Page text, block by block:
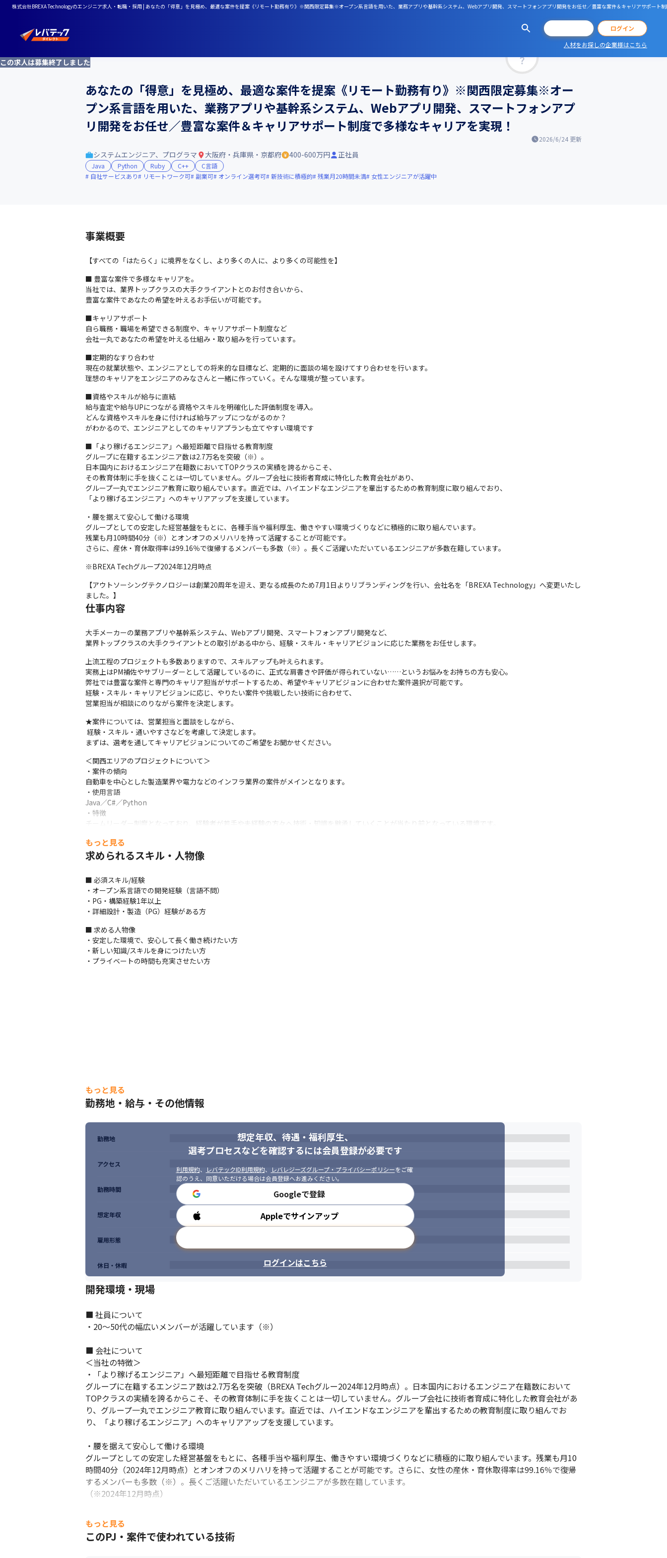
株式会社BREXA Technologyのエンジニア求人・転職・採用 | あなたの「得意」を見極め、最適な案件を提案《リモート勤務有り》※関西限定募集※オープン系言語を用いた、業務アプリや基幹系システム、Webアプリ開発、スマートフォンアプリ開発をお任せ／豊富な案件＆キャリアサポート
ログイン
人材をお探しの企業様はこちら
この求人は募集終了しました
あなたの「得意」を見極め、最適な案件を提案《リモート勤務有り》※関西限定募集※オー
プン系言語を用いた、業務アプリや基幹系システム、Webアプリ開発、スマートフォンアプ
リ開発をお任せ／豊富な案件＆キャリアサポート制度で多様なキャリアを実現！
2026/6/24 更新
システムエンジニア、プログラマ 大阪府・兵庫県・京都府 400-600万円 正社員
Java Python Ruby C++
C言語
自社サービスあり
リモートワーク可 副業可 オンライン選考可 新技術に積極的 残業月20時間未満 女性エンジニアが活躍中
事業概要
【すべての「はたらく」に境界をなくし、より多くの人に、より多くの可能性を】
■ 豊富な案件で多様なキャリアを。
当社では、業界トップクラスの大手クライアントとのお付き合いから、
豊富な案件であなたの希望を叶えるお手伝いが可能です。
■キャリアサポート
自ら職務・職場を希望できる制度や、キャリアサポート制度など
会社一丸であなたの希望を叶える仕組み・取り組みを行っています。
■定期的なすり合わせ
現在の就業状態や、エンジニアとしての将来的な目標など、定期的に面談の場を設けてすり合わせを行います。
理想のキャリアをエンジニアのみなさんと一緒に作っていく。そんな環境が整っています。
■資格やスキルが給与に直結
給与査定や給与UPにつながる資格やスキルを明確化した評価制度を導入。
どんな資格やスキルを身に付ければ給与アップにつながるのか？
がわかるので、エンジニアとしてのキャリアプランも立てやすい環境です
■「より稼げるエンジニア」へ最短距離で目指せる教育制度
グループに在籍するエンジニア数は2.7万名を突破（※）。
日本国内におけるエンジニア在籍数においてTOPクラスの実績を誇るからこそ、
その教育体制に手を抜くことは一切していません。グループ会社に技術者育成に特化した教育会社があり、
グループ一丸でエンジニア教育に取り組んでいます。直近では、ハイエンドなエンジニアを輩出するための教育制度に取り組んでおり、
「より稼げるエンジニア」へのキャリアアップを支援しています。
・腰を据えて安心して働ける環境
グループとしての安定した経営基盤をもとに、各種手当や福利厚生、働きやすい環境づくりなどに積極的に取り組んでいます。
残業も月10時間40分（※）とオンオフのメリハリを持って活躍することが可能です。
さらに、産休・育休取得率は99.16％で復帰するメンバーも多数（※）。長くご活躍いただいているエンジニアが多数在籍しています。
※BREXA Techグループ2024年12月時点
【アウトソーシングテクノロジーは創業20周年を迎え、更なる成長のため7月1日よりリブランディングを行い、会社名を「BREXA Technology」へ変更いたし
ました。】
仕事内容
⼤⼿メーカーの業務アプリや基幹系システム、Webアプリ開発、スマートフォンアプリ開発など、
業界トップクラスの大手クライアントとの取引がある中から、経験・スキル・キャリアビジョンに応じた業務をお任せします。
上流工程のプロジェクトも多数ありますので、スキルアップも叶えられます。
実務上はPM補佐やサブリーダーとして活躍しているのに、正式な肩書きや評価が得られていない……というお悩みをお持ちの方も安心。
弊社では豊富な案件と専門のキャリア担当がサポートするため、希望やキャリアビジョンに合わせた案件選択が可能です。
経験・スキル・キャリアビジョンに応じ、やりたい案件や挑戦したい技術に合わせて、
営業担当が相談にのりながら案件を決定します。
★案件については、営業担当と面談をしながら、
まずは、選考を通してキャリアビジョンについてのご希望をお聞かせください。
＜関西エリアのプロジェクトについて＞
・案件の傾向
自動車を中心とした製造業界や電力などのインフラ業界の案件がメインとなります。
・使用言語
Java／C#／Python
・特徴
チームリーダー制度となっており、経験者が若手や未経験の方々へ技術・知識を継承していくことが当たり前となっている環境です。
＜プロジェクト例＞
・顧客BtoBシステムの更改案件、DX対応検討などへの参画
・IoT、AIなど使用した新たなサービス立上げ
・大手電機メーカーのデータプラットフォームの開発
・特権アカウント管理システムの構築
・接客支援システムのクラウドWeb化
・行動予測アプリケーションの実証実験
・AIOCRを使用した契約書の分類分け実証実験
もっと見る
求められるスキル・人物像
■ 必須スキル/経験
・オープン系言語での開発経験（言語不問）
・PG・構築経験1年以上
・詳細設計・製造（PG）経験がある方
■ 求める人物像
・安定した環境で、安心して長く働き続けたい方
・新しい知識/スキルを身につけたい方
・プライベートの時間も充実させたい方
もっと見る
勤務地・給与・その他情報
想定年収、待遇・福利厚生、
選考プロセスなどを確認するには会員登録が必要です
利用規約、 レバテックID利用規約、 レバレジーズグループ・プライバシーポリシーをご確
認のうえ、同意いただける場合は会員登録へお進みください。
Googleで登録
Appleでサインアップ
ログインはこちら
勤務地
アクセス
勤務時間
想定年収
雇用形態
休日・休暇
開発環境・現場
■ 社員について
・20～50代の幅広いメンバーが活躍しています（※）
■ 会社について
＜当社の特徴＞
・「より稼げるエンジニア」へ最短距離で目指せる教育制度
グループに在籍するエンジニア数は2.7万名を突破（BREXA Techグルー2024年12月時点）。日本国内におけるエンジニア在籍数において
TOPクラスの実績を誇るからこそ、その教育体制に手を抜くことは一切していません。グループ会社に技術者育成に特化した教育会社があ
り、グループ一丸でエンジニア教育に取り組んでいます。直近では、ハイエンドなエンジニアを輩出するための教育制度に取り組んでお
り、「より稼げるエンジニア」へのキャリアアップを支援しています。
・腰を据えて安心して働ける環境
グループとしての安定した経営基盤をもとに、各種手当や福利厚生、働きやすい環境づくりなどに積極的に取り組んでいます。残業も月10
時間40分（2024年12月時点）とオンオフのメリハリを持って活躍することが可能です。さらに、女性の産休・育休取得率は99.16％で復帰
するメンバーも多数（※）。長くご活躍いただいているエンジニアが多数在籍しています。
（※2024年12月時点）
もっと見る
このPJ・案件で使われている技術